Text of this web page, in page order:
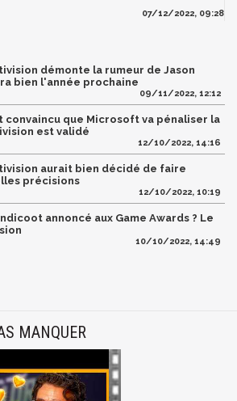
07/12/2022, 09:28
démonte la rumeur de Jason
bien l'année prochaine
09/11/2022, 12:12
convaincu que Microsoft va pénaliser la
est validé
12/10/2022, 14:16
aurait bien décidé de faire
précisions
12/10/2022, 10:19
annoncé aux Game Awards ? Le
10/10/2022, 14:49
MANQUER